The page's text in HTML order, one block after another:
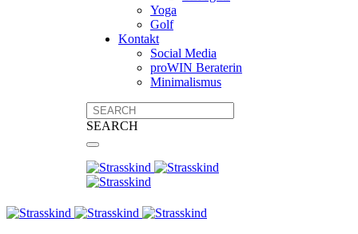
Yoga
Golf
Kontakt
Social Media
proWIN Beraterin
Minimalismus
SEARCH